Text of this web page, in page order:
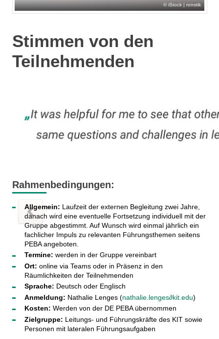
iStock | ronstik
Stimmen von den
Teilnehmenden
Rahmenbedingungen:
Allgemein: Laufzeit der externen Begleitung zwei Jahre,
danach wird eine eventuelle Fortsetzung individuell mit der
Gruppe abgestimmt. Auf Wunsch wird einmal jährlich ein
fachlicher Impuls zu relevanten Führungsthemen seitens
PEBA angeboten.
Termine: werden in der Gruppe vereinbart
Ort: online via Teams oder in Präsenz in den
Räumlichkeiten der Teilnehmenden
Sprache: Deutsch oder Englisch
Anmeldung: Nathalie Lenges (nathalie.lenges∂kit.edu)
Kosten: Werden von der DE PEBA übernommen
Zielgruppe: Leitungs- und Führungskräfte des KIT sowie
Personen mit lateralen Führungsaufgaben